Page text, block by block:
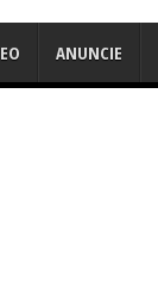
ANUNCIE